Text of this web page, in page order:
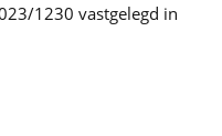
1230 vastgelegd in